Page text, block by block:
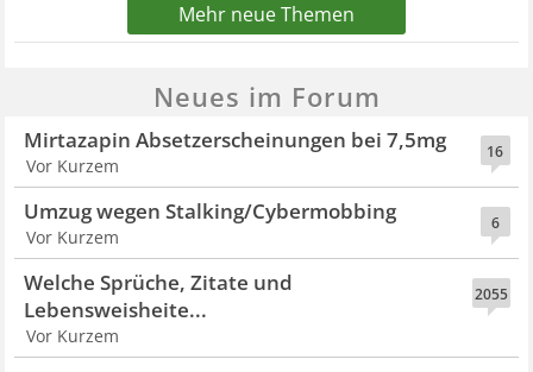
Mehr neue Themen
Neues im Forum
16
Mirtazapin Absetzerscheinungen bei 7,5mg
Vor Kurzem
6
Umzug wegen Stalking/Cybermobbing
Vor Kurzem
2055
Welche Sprüche, Zitate und
Lebensweisheite...
Vor Kurzem